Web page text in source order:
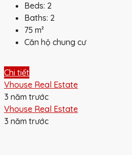
Beds: 2
Baths: 2
75 m²
Căn hộ chung cư
Chi tiết
Vhouse Real Estate
3 năm trước
Vhouse Real Estate
3 năm trước